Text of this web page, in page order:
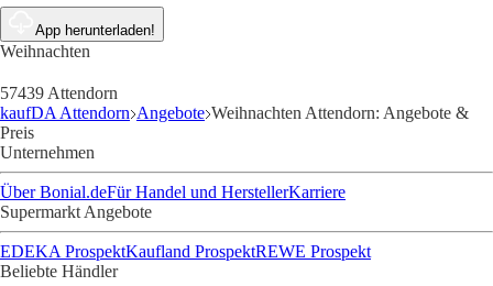
App herunterladen!
Weihnachten
57439 Attendorn
kaufDA Attendorn Angebote Weihnachten Attendorn: Angebote &
Preis
Unternehmen
Über Bonial.deFür Handel und HerstellerKarriere
Supermarkt Angebote
EDEKA ProspektKaufland ProspektREWE Prospekt
Beliebte Händler